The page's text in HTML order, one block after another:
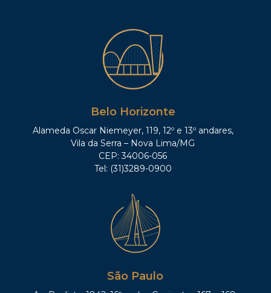
Belo Horizonte
Alameda Oscar Niemeyer, 119, 12º e 13º andares,
Vila da Serra – Nova Lima/MG
CEP: 34006-056
Tel: (31)3289-0900
São Paulo